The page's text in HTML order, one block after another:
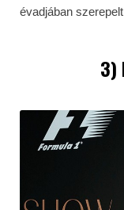
évadjában
3)